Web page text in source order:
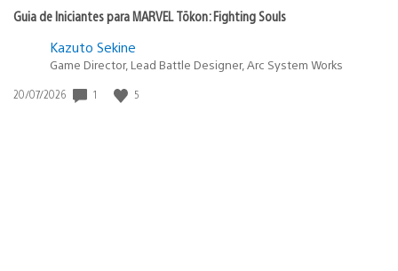
Guia de Iniciantes para MARVEL Tōkon: Fighting Souls
Kazuto Sekine
Game Director, Lead Battle Designer, Arc System Works
Data
20/07/2026 1 5